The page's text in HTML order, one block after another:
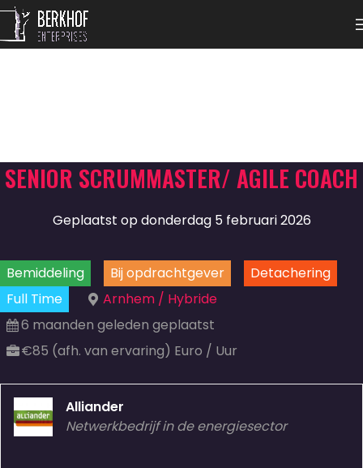
SENIOR SCRUMMASTER/ AGILE COACH
Geplaatst op donderdag 5 februari 2026
Bemiddeling Bij opdrachtgever
Detachering
Full Time
Arnhem / Hybride
6 maanden geleden geplaatst
€85 (afh. van ervaring) Euro / Uur
Alliander
Netwerkbedrijf in de energiesector